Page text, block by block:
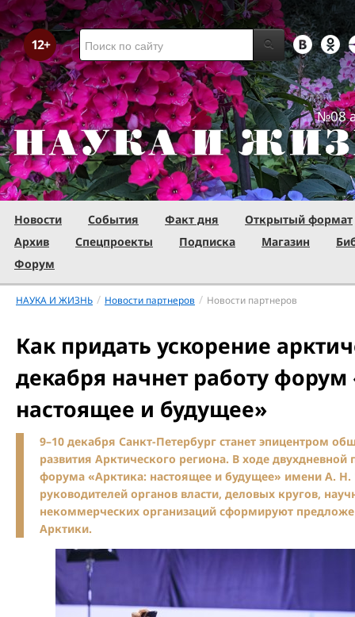
№08
Новости События Факт дня
Открытый формат
Архив
Спецпроекты Подписка Магазин
Форум
НАУКА И ЖИЗНЬ / Новости партнеров / Новости партнеров
Как придать ускорение
декабря начнет работу форум
настоящее и будущее»
9–10 декабря Санкт-Петербург станет эпицентром
развития Арктического региона. В ходе
форума «Арктика: настоящее и будущее» имени А. Н.
руководителей органов власти, деловых кругов,
некоммерческих организаций сформируют
Арктики.